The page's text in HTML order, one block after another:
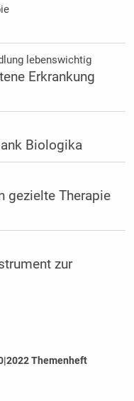
lebenswichtig
Erkrankung
Biologika
gezielte Therapie
zur
Themenheft